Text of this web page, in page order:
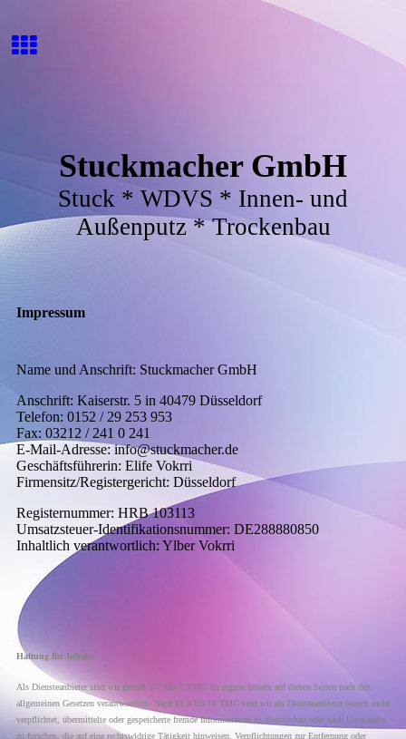
Stuckmacher GmbH
Stuck * WDVS * Innen- und
Außenputz * Trockenbau
Impressum
Name und Anschrift: Stuckmacher GmbH
Anschrift: Kaiserstr. 5 in 40479 Düsseldorf
Telefon: 0152 / 29 253 953
Fax: 03212 / 241 0 241
E-Mail-Adresse: info@stuckmacher.de
Geschäftsführerin: Elife Vokrri
Firmensitz/Registergericht: Düsseldorf
Registernummer: HRB 103113
Umsatzsteuer-Identifikationsnummer: DE288880850
Inhaltlich verantwortlich: Ylber Vokrri
Haftung für Inhalte
Als Diensteanbieter sind wir gemäß § 7 Abs.1 TMG für eigene Inhalte auf diesen Seiten nach den
allgemeinen Gesetzen verantwortlich. Nach §§ 8 bis 10 TMG sind wir als Diensteanbieter jedoch nicht
verpflichtet, übermittelte oder gespeicherte fremde Informationen zu überwachen oder nach Umständen
zu forschen, die auf eine rechtswidrige Tätigkeit hinweisen. Verpflichtungen zur Entfernung oder